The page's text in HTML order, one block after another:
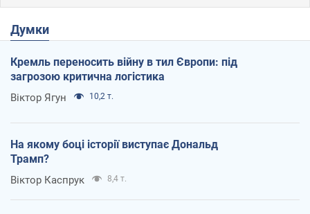
Думки
Кремль переносить війну в тил Європи: під
загрозою критична логістика
Віктор Ягун 10,2 т.
На якому боці історії виступає Дональд
Трамп?
Віктор Каспрук 8,4 т.